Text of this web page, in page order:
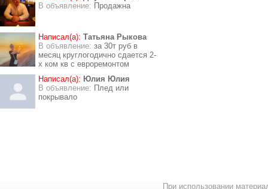
В объявление: Продажна
Написал(а): Татьяна Рыкова
В объявление: за 30т руб в
месяц круглогодично сдается 2-
х ком кв с евроремонтом
Написал(а): Юлия Юлия
В объявление: Плед или
покрывало
При использовании